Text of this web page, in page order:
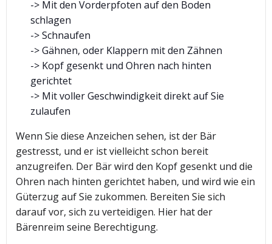
-> Mit den Vorderpfoten auf den Boden
schlagen
-> Schnaufen
-> Gähnen, oder Klappern mit den Zähnen
-> Kopf gesenkt und Ohren nach hinten
gerichtet
-> Mit voller Geschwindigkeit direkt auf Sie
zulaufen
Wenn Sie diese Anzeichen sehen, ist der Bär
gestresst, und er ist vielleicht schon bereit
anzugreifen. Der Bär wird den Kopf gesenkt und die
Ohren nach hinten gerichtet haben, und wird wie ein
Güterzug auf Sie zukommen. Bereiten Sie sich
darauf vor, sich zu verteidigen. Hier hat der
Bärenreim seine Berechtigung.